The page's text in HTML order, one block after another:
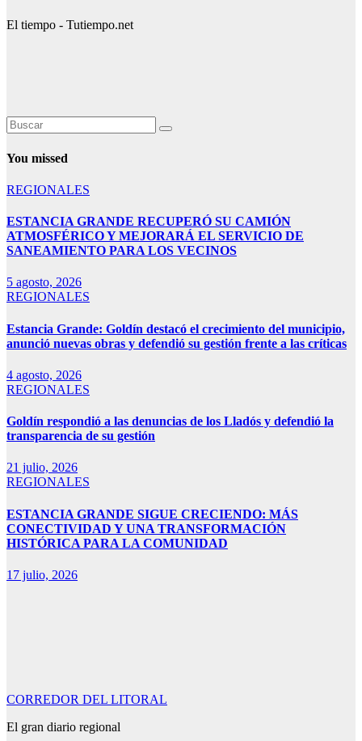
El tiempo - Tutiempo.net
You missed
REGIONALES
ESTANCIA GRANDE RECUPERÓ SU CAMIÓN
ATMOSFÉRICO Y MEJORARÁ EL SERVICIO DE
SANEAMIENTO PARA LOS VECINOS
5 agosto, 2026
REGIONALES
Estancia Grande: Goldín destacó el crecimiento del municipio,
anunció nuevas obras y defendió su gestión frente a las críticas
4 agosto, 2026
REGIONALES
Goldín respondió a las denuncias de los Lladós y defendió la
transparencia de su gestión
21 julio, 2026
REGIONALES
ESTANCIA GRANDE SIGUE CRECIENDO: MÁS
CONECTIVIDAD Y UNA TRANSFORMACIÓN
HISTÓRICA PARA LA COMUNIDAD
17 julio, 2026
CORREDOR DEL LITORAL
El gran diario regional